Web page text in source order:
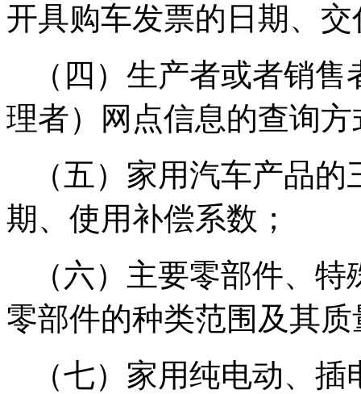
开具购车发票的日期、
（四）生产者或者销
理者）网点信息的查询方
（五）家用汽车产品
期、使用补偿系数；
（六）主要零部件、
零部件的种类范围及其
（七）家用纯电动、